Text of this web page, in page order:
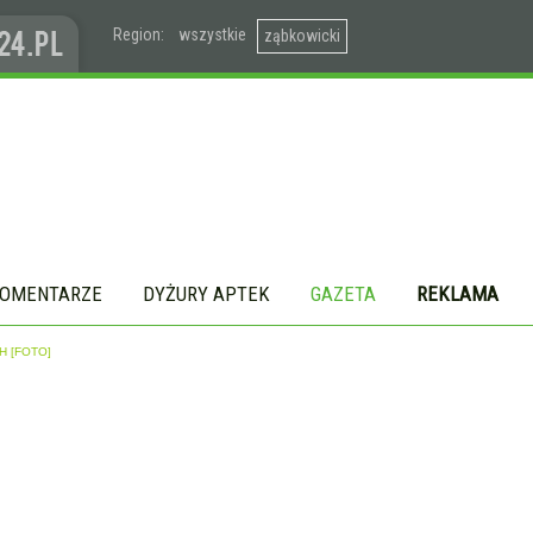
Region: wszystkie ząbkowicki
DYŻURY APTEK GAZETA REKLAMA
[FOTO]